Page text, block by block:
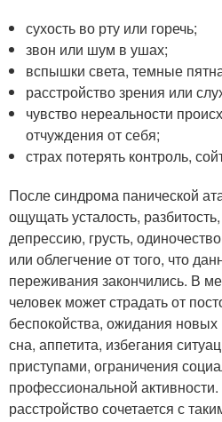
сухость во рту или горечь;
звон или шум в ушах;
вспышки света, темные
расстройство зрения или
чувство нереальности
отчуждения от себя;
страх потерять контроль,
После синдрома панической
ощущать усталость,
депрессию, грусть,
или облегчение от того, что
переживания закончились. В
человек может страдать от
беспокойства, ожидания
сна, аппетита, избегания
приступами, ограничения
профессиональной
расстройство сочетается с